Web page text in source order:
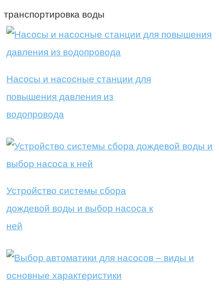
транспортировка воды
Насосы и насосные станции для
повышения давления из
водопровода
Устройство системы сбора
дождевой воды и выбор насоса к
ней